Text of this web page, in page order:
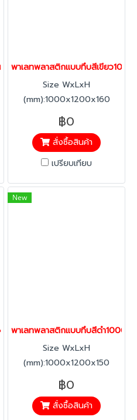
ด้ปกติ
พาเลทพลาสติกแบบทึบสีเขียว
Size WxLxH
(mm):1000x1200x160
฿0
สั่งซื้อสินค้า
เปรียบเทียบ
Happy Move 55254
New
พาเลทพลาสติกแบบทึบสีดำ
Size WxLxH
(mm):1000x1200x150
฿0
สั่งซื้อสินค้า